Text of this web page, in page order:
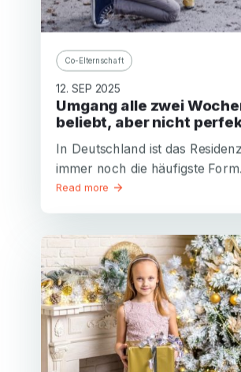
Co-Elternschaft
12. SEP 2025
Umgang alle zwei Wochen –
beliebt, aber nicht
In Deutschland ist das
immer noch die häufigste
Read more